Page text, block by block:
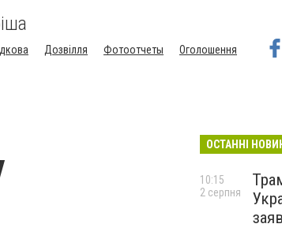
Дозвілля Фотоотчеты
Оголошення
ОСТАННІ
10:15
2 серпня